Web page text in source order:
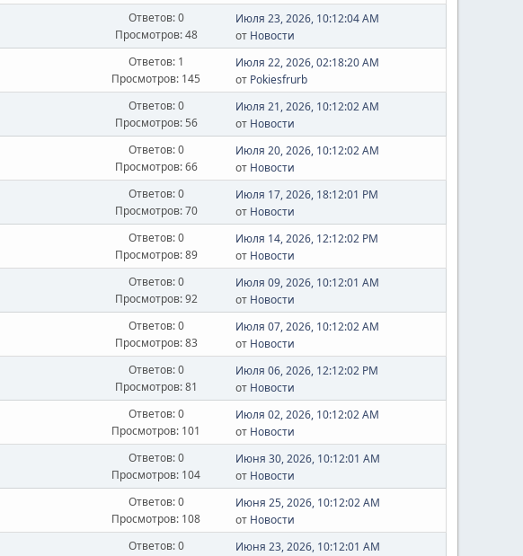
Ответов: 0
Просмотров: 48
Июля 23, 2026, 10:12:04 AM
от Новости
Ответов: 1
Просмотров: 145
Июля 22, 2026, 02:18:20 AM
от Pokiesfrurb
Ответов: 0
Просмотров: 56
Июля 21, 2026, 10:12:02 AM
от Новости
Ответов: 0
Просмотров: 66
Июля 20, 2026, 10:12:02 AM
от Новости
Ответов: 0
Просмотров: 70
Июля 17, 2026, 18:12:01 PM
от Новости
Ответов: 0
Просмотров: 89
Июля 14, 2026, 12:12:02 PM
от Новости
Ответов: 0
Просмотров: 92
Июля 09, 2026, 10:12:01 AM
от Новости
Ответов: 0
Просмотров: 83
Июля 07, 2026, 10:12:02 AM
от Новости
Ответов: 0
Просмотров: 81
Июля 06, 2026, 12:12:02 PM
от Новости
Ответов: 0
Просмотров: 101
Июля 02, 2026, 10:12:02 AM
от Новости
Ответов: 0
Просмотров: 104
Июня 30, 2026, 10:12:01 AM
от Новости
Ответов: 0
Просмотров: 108
Июня 25, 2026, 10:12:02 AM
от Новости
Ответов: 0
Июня 23, 2026, 10:12:01 AM